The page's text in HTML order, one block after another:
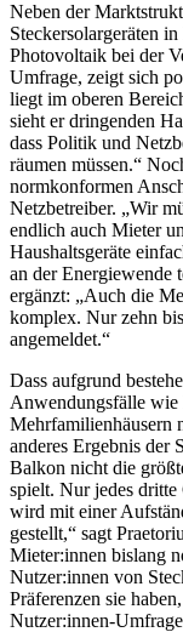
Neben der
Steckersolargeräten
Photovoltaik bei der
Umfrage, zeigt sich
liegt im oberen
sieht er dringenden
dass Politik und
räumen müssen.“
normkonformen
Netzbetreiber. „Wir
endlich auch Mieter
Haushaltsgeräte
an der Energiewende
ergänzt: „Auch die
komplex. Nur zehn
angemeldet.“
Dass aufgrund
Anwendungsfälle wie
Mehrfamilienhäusern
anderes Ergebnis der
Balkon nicht die
spielt. Nur jedes
wird mit einer
gestellt,“ sagt
Mieter:innen bislang
Nutzer:innen von
Präferenzen sie
Nutzer:innen-